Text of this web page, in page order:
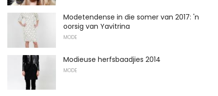
Modetendense in die somer van 2017: 'n
oorsig van Yavitrina
MODE
Modieuse herfsbaadjies 2014
MODE